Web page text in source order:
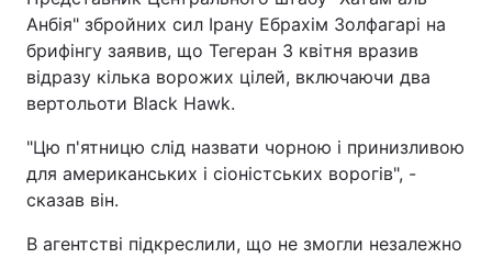
Анбія" збройних сил Ірану Ебрахім Золфагарі на
брифінгу заявив, що Тегеран 3 квітня вразив
відразу кілька ворожих цілей, включаючи два
вертольоти Black Hawk.
"Цю п'ятницю слід назвати чорною і принизливою
для американських і сіоністських ворогів", -
сказав він.
В агентстві підкреслили, що не змогли незалежно